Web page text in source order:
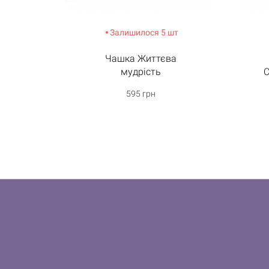
Залишилося 5 шт
Чашка Життєва
мудрість
595 грн